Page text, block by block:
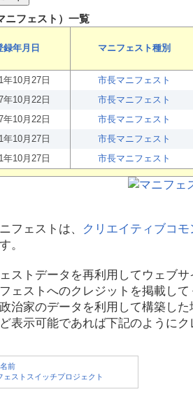
ニフェスト）一覧
録年月日 マニフェスト種別
年10月27日 市長マニフェスト
年10月22日
市長マニフェスト
年10月22日
市長マニフェスト
年10月27日
市長マニフェスト
年10月27日
市長マニフェスト
フェストは、 クリエイティブコ
。
ストデータを再利用してウェブサ
ェストへのクレジットを掲載して
治家のデータを利用して構築し
表示可能であれば下記のようにク
前